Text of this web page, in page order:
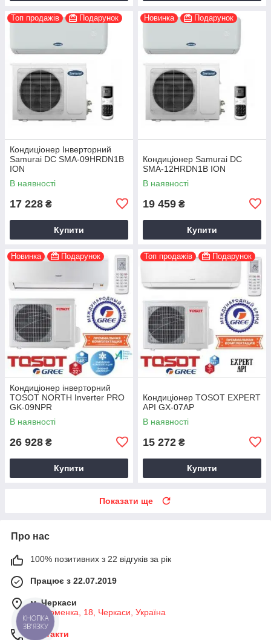
Топ продажів Подарунок
Кондиціонер Інверторний
Samurai DC SMA-09HRDN1B
ION
В наявності
17 228 ₴
Купити
Новинка Подарунок
Кондиціонер Samurai DC
SMA-12HRDN1B ION
В наявності
19 459 ₴
Купити
Новинка Подарунок
Кондиціонер інверторний
TOSOT NORTH Inverter PRO
GK-09NPR
В наявності
26 928 ₴
Купити
Топ продажів Подарунок
Кондиціонер TOSOT EXPERT
API GX-07AP
В наявності
15 272 ₴
Купити
Показати ще
Про нас
100% позитивних з 22 відгуків за рік
Працює з 22.07.2019
м. Черкаси
ул. ​Хоменка, 18, Черкаси, Україна
Контакти
КНОПКА
ЗВ'ЯЗКУ